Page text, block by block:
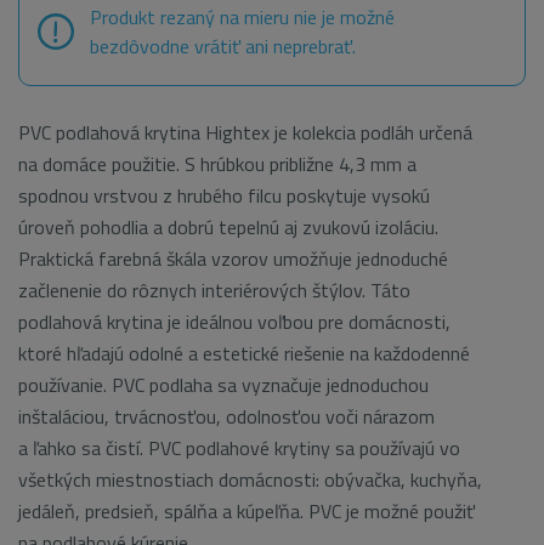
Produkt rezaný na mieru nie je možné
bezdôvodne vrátiť ani neprebrať.
PVC podlahová krytina Hightex je kolekcia podláh určená
na domáce použitie. S hrúbkou približne 4,3 mm a
spodnou vrstvou z hrubého filcu poskytuje vysokú
úroveň pohodlia a dobrú tepelnú aj zvukovú izoláciu.
Praktická farebná škála vzorov umožňuje jednoduché
začlenenie do rôznych interiérových štýlov. Táto
podlahová krytina je ideálnou voľbou pre domácnosti,
ktoré hľadajú odolné a estetické riešenie na každodenné
používanie. PVC podlaha sa vyznačuje jednoduchou
inštaláciou, trvácnosťou, odolnosťou voči nárazom
a ľahko sa čistí. PVC podlahové krytiny sa používajú vo
všetkých miestnostiach domácnosti: obývačka, kuchyňa,
jedáleň, predsieň, spálňa a kúpeľňa. PVC je možné použiť